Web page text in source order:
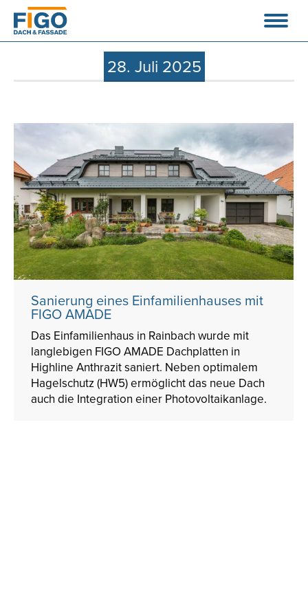
28. Juli 2025
Sanierung eines Einfamilienhauses mit
FIGO AMADE
Das Einfamilienhaus in Rainbach wurde mit
langlebigen FIGO AMADE Dachplatten in
Highline Anthrazit saniert. Neben optimalem
Hagelschutz (HW5) ermöglicht das neue Dach
auch die Integration einer Photovoltaikanlage.